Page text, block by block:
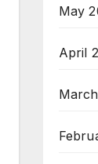
May
April